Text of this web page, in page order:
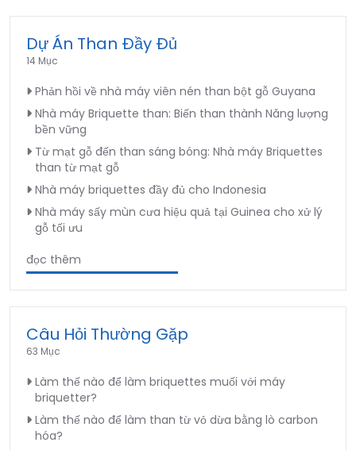
Dự Án Than Đầy Đủ
14 Mục
Phản hồi về nhà máy viên nén than bột gỗ Guyana
Nhà máy Briquette than: Biến than thành Năng lượng
bền vững
Từ mạt gỗ đến than sáng bóng: Nhà máy Briquettes
than từ mạt gỗ
Nhà máy briquettes đầy đủ cho Indonesia
Nhà máy sấy mùn cưa hiệu quả tại Guinea cho xử lý
gỗ tối ưu
đọc thêm
Câu Hỏi Thường Gặp
63 Mục
Làm thế nào để làm briquettes muối với máy
briquetter?
Làm thế nào để làm than từ vỏ dừa bằng lò carbon
hóa?